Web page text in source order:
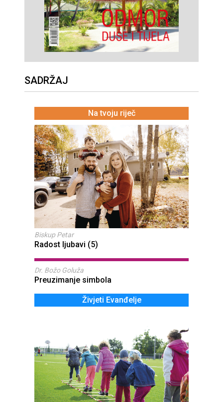
SADRŽAJ
Na tvoju riječ
Biskup Petar
Radost ljubavi (5)
Dr. Božo Goluža
Preuzimanje simbola
Živjeti Evanđelje